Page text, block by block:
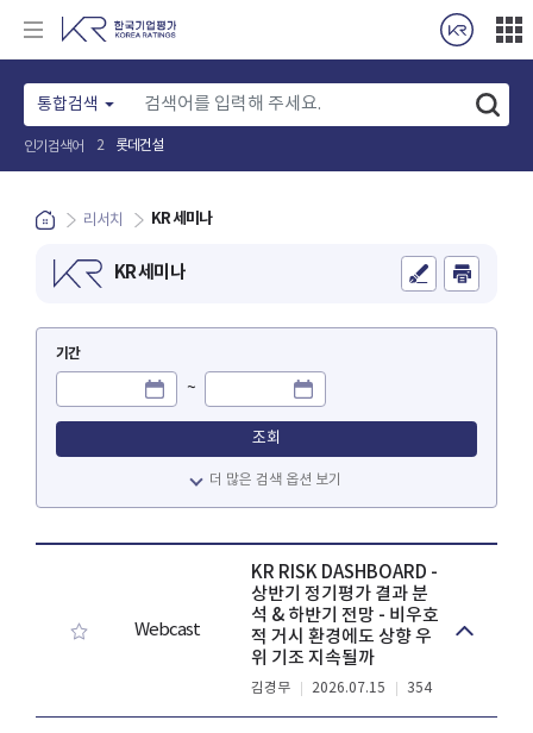
통합검색
인기검색어 2 롯데건설
리서치 KR 세미나
KR 세미나
기간
~
구분
구분
검색어
조회
더 많은 검색 옵션 보기
Webcast
KR RISK DASHBOARD -
상반기 정기평가 결과 분
석 & 하반기 전망 - 비우호
적 거시 환경에도 상향 우
위 기조 지속될까
김경무 2026.07.15 354